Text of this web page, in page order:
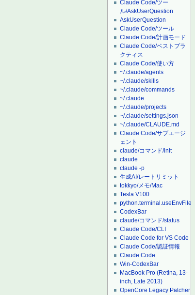
Claude Code/ツー
ル/AskUserQuestion
AskUserQuestion
Claude Code/ツール
Claude Code/計画モード
Claude Code/ベストプラ
クティス
Claude Code/使い方
~/.claude/agents
~/.claude/skills
~/.claude/commands
~/.claude
~/.claude/projects
~/.claude/settings.json
~/.claude/CLAUDE.md
Claude Code/サブエージ
ェント
claude/コマンド/init
claude
claude -p
生成AI/レートリミット
tokkyo/メモ/Mac
Tesla V100
python.terminal.useEnvFile
CodexBar
claude/コマンド/status
Claude Code/CLI
Claude Code for VS Code
Claude Code/認証情報
Claude Code
Win-CodexBar
MacBook Pro (Retina, 13-
inch, Late 2013)
OpenCore Legacy Patcher